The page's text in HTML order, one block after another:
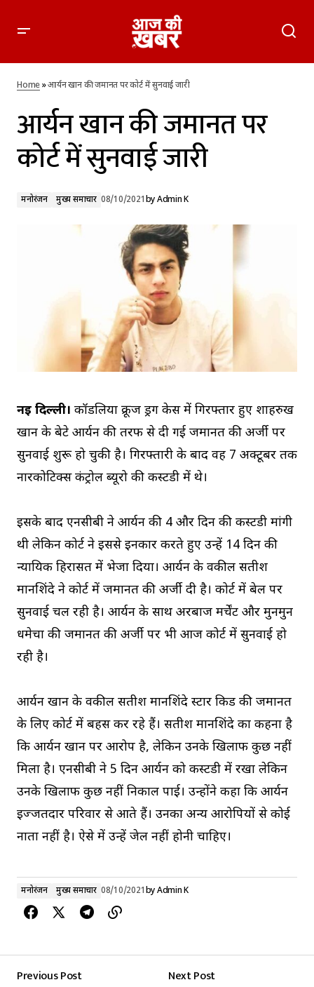
आर्यन खान की जमानत पर कोर्ट में सुनवाई जारी
Home»आर्यन खान की जमानत पर कोर्ट में सुनवाई जारी
आर्यन खान की जमानत पर
कोर्ट में सुनवाई जारी
मनोरंजन मुख्य समाचार 08/10/2021byAdmin K
नई दिल्ली। कॉर्डेलिया क्रूज ड्रग केस में गिरफ्तार हुए शाहरुख
खान के बेटे आर्यन की तरफ से दी गई जमानत की अर्जी पर
सुनवाई शुरू हो चुकी है। गिरफ्तारी के बाद वह 7 अक्टूबर तक
नारकोटिक्स कंट्रोल ब्यूरो की कस्टडी में थे।
इसके बाद एनसीबी ने आर्यन की 4 और दिन की कस्टडी मांगी
थी लेकिन कोर्ट ने इससे इनकार करते हुए उन्हें 14 दिन की
न्यायिक हिरासत में भेजा दिया। आर्यन के वकील सतीश
मानशिंदे ने कोर्ट में जमानत की अर्जी दी है। कोर्ट में बेल पर
सुनवाई चल रही है। आर्यन के साथ अरबाज मर्चेंट और मुनमुन
धमेचा की जमानत की अर्जी पर भी आज कोर्ट में सुनवाई हो
रही है।
आर्यन खान के वकील सतीश मानशिंदे स्टार किड की जमानत
के लिए कोर्ट में बहस कर रहे हैं। सतीश मानशिंदे का कहना है
कि आर्यन खान पर आरोप है, लेकिन उनके खिलाफ कुछ नहीं
मिला है। एनसीबी ने 5 दिन आर्यन को कस्टडी में रखा लेकिन
उनके खिलाफ कुछ नहीं निकाल पाई। उन्होंने कहा कि आर्यन
इज्जतदार परिवार से आते हैं। उनका अन्य आरोपियों से कोई
नाता नहीं है। ऐसे में उन्हें जेल नहीं होनी चाहिए।
मनोरंजन मुख्य समाचार 08/10/2021byAdmin K
Previous Post
Next Post